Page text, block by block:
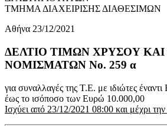
ΤΜΗΜΑ ΔΙΑΧΕΙΡΙΣΗΣ ΔΙΑΘΕΣΙΜΩΝ
Αθήνα 23/12/2021
ΔΕΛΤΙΟ ΤΙΜΩΝ ΧΡΥΣΟΥ
ΝΟΜΙΣΜΑΤΩΝ No. 259 α
για συναλλαγές της Τ.Ε. με ιδιώτες
έως το ισόποσο των Ευρώ 10.000,00
Ισχύει από 23/12/2021 08:00 και μέχρι